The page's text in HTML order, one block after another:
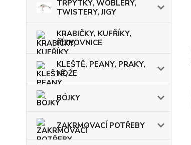
TŘPYTKY, WOBLERY,
TWISTERY, JIGY
KRABIČKY, KUFŘÍKY,
ŘÍZKOVNICE
KLEŠTĚ, PEANY, PRAKY,
NOŽE
BÓJKY
ZAKRMOVACÍ POTŘEBY